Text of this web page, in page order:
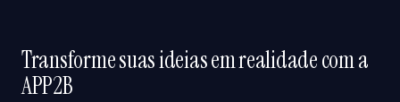
Transforme suas ideias em realidade com a
APP2B